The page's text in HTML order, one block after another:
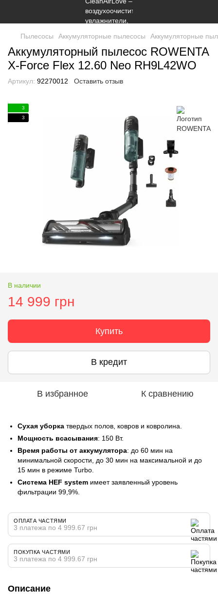
Пылесосы Аккумуляторные пылесосы Аккумуляторные
Аккумуляторный пылесос ROWENTA
X-Force Flex 12.60 Neo RH9L42WO
Артикул: 92270012 Оставить отзыв
3
3
В наличии
14 999 грн
Купить
В кредит
В избранное К сравнению
Сухая уборка твердых полов, ковров и ковролина.
Мощность всасывания: 150 Вт.
Время работы от аккумулятора: до 60 мин на
минимальной скорости, до 30 мин на максимальной и до
15 мин в режиме Turbo.
Система HEF system имеет заявленный уровень
фильтрации 99,9%.
ОПЛАТА ЧАСТЯМИ
3 платежа по 4 999.67 грн
ПОКУПКА ЧАСТЯМИ
3 платежа по 4 999.67 грн
Описание